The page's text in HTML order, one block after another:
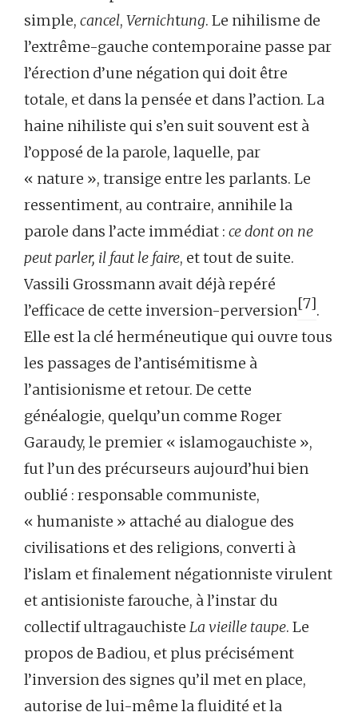
simple, cancel, Vernichtung. Le nihilisme de
l’extrême-gauche contemporaine passe par
l’érection d’une négation qui doit être
totale, et dans la pensée et dans l’action. La
haine nihiliste qui s’en suit souvent est à
l’opposé de la parole, laquelle, par
« nature », transige entre les parlants. Le
ressentiment, au contraire, annihile la
parole dans l’acte immédiat : ce dont on ne
peut parler, il faut le faire, et tout de suite.
Vassili Grossmann avait déjà repéré
l’efficace de cette inversion-perversion[7].
Elle est la clé herméneutique qui ouvre tous
les passages de l’antisémitisme à
l’antisionisme et retour. De cette
généalogie, quelqu’un comme Roger
Garaudy, le premier « islamogauchiste »,
fut l’un des précurseurs aujourd’hui bien
oublié : responsable communiste,
« humaniste » attaché au dialogue des
civilisations et des religions, converti à
l’islam et finalement négationniste virulent
et antisioniste farouche, à l’instar du
collectif ultragauchiste La vieille taupe. Le
propos de Badiou, et plus précisément
l’inversion des signes qu’il met en place,
autorise de lui-même la fluidité et la